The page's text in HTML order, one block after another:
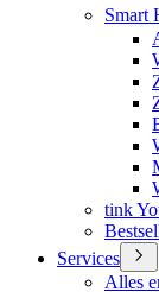
Smart
tink
Services
Alles